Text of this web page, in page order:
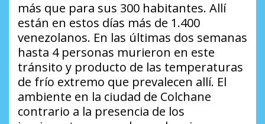
más que para sus 300 habitantes. Allí
están en estos días más de 1.400
venezolanos. En las últimas dos semanas
hasta 4 personas murieron en este
tránsito y producto de las temperaturas
de frío extremo que prevalecen allí. El
ambiente en la ciudad de Colchane
contrario a la presencia de los